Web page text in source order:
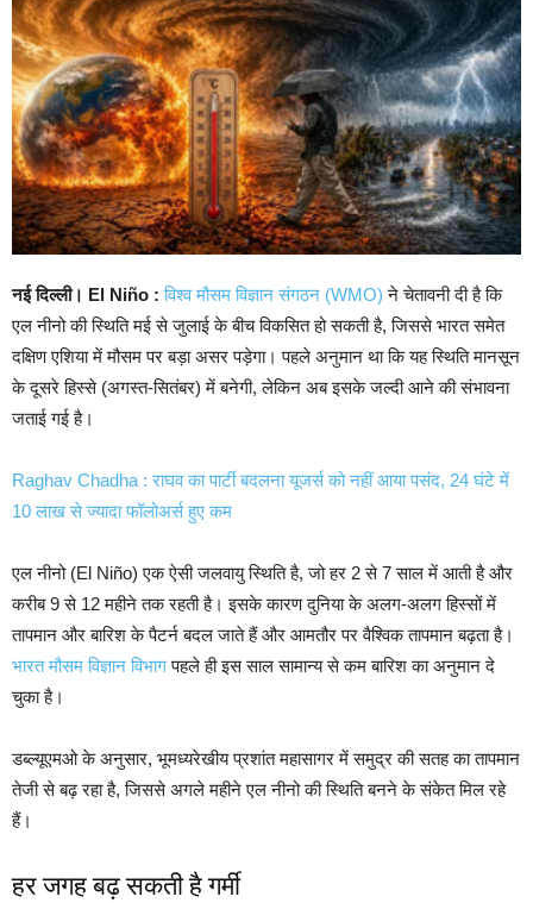
नई दिल्ली। El Niño : विश्व मौसम विज्ञान संगठन (WMO) ने चेतावनी दी है कि
एल नीनो की स्थिति मई से जुलाई के बीच विकसित हो सकती है, जिससे भारत समेत
दक्षिण एशिया में मौसम पर बड़ा असर पड़ेगा। पहले अनुमान था कि यह स्थिति मानसून
के दूसरे हिस्से (अगस्त-सितंबर) में बनेगी, लेकिन अब इसके जल्दी आने की संभावना
जताई गई है।
Raghav Chadha : राघव का पार्टी बदलना यूजर्स को नहीं आया पसंद, 24 घंटे में
10 लाख से ज्यादा फॉलोअर्स हुए कम
एल नीनो (El Niño) एक ऐसी जलवायु स्थिति है, जो हर 2 से 7 साल में आती है और
करीब 9 से 12 महीने तक रहती है। इसके कारण दुनिया के अलग-अलग हिस्सों में
तापमान और बारिश के पैटर्न बदल जाते हैं और आमतौर पर वैश्विक तापमान बढ़ता है।
भारत मौसम विज्ञान विभागपहले ही इस साल सामान्य से कम बारिश का अनुमान दे
चुका है।
डब्ल्यूएमओ के अनुसार, भूमध्यरेखीय प्रशांत महासागर में समुद्र की सतह का तापमान
तेजी से बढ़ रहा है, जिससे अगले महीने एल नीनो की स्थिति बनने के संकेत मिल रहे
हैं।
हर जगह बढ़ सकती है गर्मी